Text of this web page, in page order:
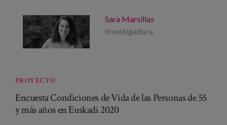
Sara Marsillas
Investigadora
PROYECTO
Encuesta Condiciones de Vida de las Personas de 55
y más años en Euskadi 2020